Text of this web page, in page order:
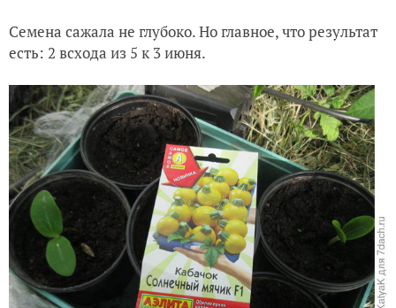
Семена сажала не глубоко. Но главное, что результат
есть: 2 всхода из 5 к 3 июня.